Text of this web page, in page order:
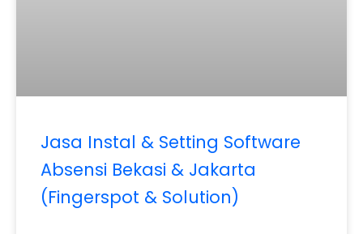
Jasa Instal & Setting Software
Absensi Bekasi & Jakarta
(Fingerspot & Solution)